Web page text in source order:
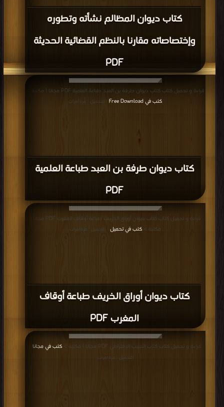
كتاب ديوان المظالم نشأته وتطوره
وإختصاصاته مقارنا بالنظم القضائية الحديثة
PDF
كتاب ديوان طرفة بن العبد طباعة العلمية
PDF
قراءة و تحميل كتاب كتاب ديوان طرفة بن العبد طباعة العلمية PDF مجانا | مكتبة >
كتب في Free Download
| التحميل : مرة/مرات
كتاب ديوان أوراق الخريف طباعة أوقاف
المغرب PDF
قراءة و تحميل كتاب كتاب ديوان أوراق الخريف طباعة أوقاف المغرب PDF مجانا |
مكتبة > كتب في تحميل | التحميل : مرة/مرات
قراءة و تحميل كتاب كتاب الحبيب الافتراضي PDF مجانا | مكتبة > كتب في مجانا
التحميل : مرة/مرات